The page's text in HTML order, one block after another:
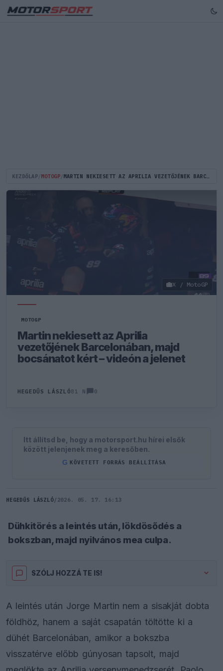
KEZDŐLAP MOTOGP MARTIN NEKIESETT AZ APRILIA VEZETŐJÉNEK BARCELONÁBAN, MAJD BOCSÁNATOT KÉRT – VIDEÓN A JELENET
X / MotoGP
MOTOGP
Martin nekiesett az Aprilia
vezetőjének Barcelonában, majd
bocsánatot kért – videón a jelenet
HEGEDŰS LÁSZLÓ81 N 0
Itt állítsd be, hogy a motorsport.hu hírei elsők
között jelenjenek meg a keresőben.
G KÖVETETT FORRÁS BEÁLLÍTÁSA
HEGEDŰS LÁSZLÓ/ 2026. 05. 17. 16:13
Dühkitörés a leintés után, lökdösődés a
bokszban, majd nyilvános mea culpa.
SZÓLJ HOZZÁ TE IS!
A leintés után Jorge Martin nem a sisakját dobta
földhöz, hanem a saját csapatán töltötte ki a
dühét Barcelonában, amikor a bokszba
visszatérve előbb gúnyosan tapsolt, majd